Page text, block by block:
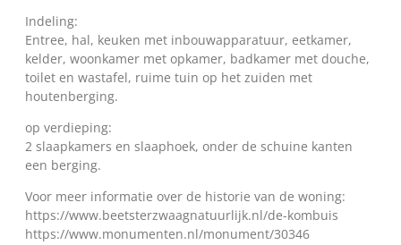
Indeling:
Entree, hal, keuken met inbouwapparatuur, eetkamer,
kelder, woonkamer met opkamer, badkamer met douche,
toilet en wastafel, ruime tuin op het zuiden met
houtenberging.
op verdieping:
2 slaapkamers en slaaphoek, onder de schuine kanten
een berging.
Voor meer informatie over de historie van de woning:
https://www.beetsterzwaagnatuurlijk.nl/de-kombuis
https://www.monumenten.nl/monument/30346